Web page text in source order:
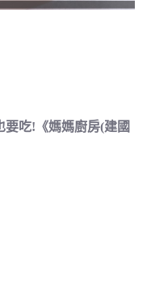
要吃!《媽媽廚房(建國